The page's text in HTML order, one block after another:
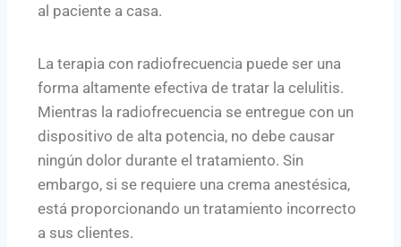
al paciente a casa.
La terapia con radiofrecuencia puede ser una
forma altamente efectiva de tratar la celulitis.
Mientras la radiofrecuencia se entregue con un
dispositivo de alta potencia, no debe causar
ningún dolor durante el tratamiento. Sin
embargo, si se requiere una crema anestésica,
está proporcionando un tratamiento incorrecto
a sus clientes.